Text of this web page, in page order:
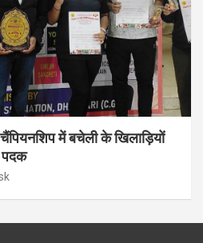
चैंपियनशिप में बचेली के खिलाड़ियों
पदक